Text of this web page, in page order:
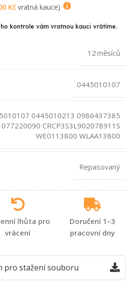
Kčvratná kauce)
kontrole vám vratnou kauci vrátíme.
12 měsíců
0445010107
0445010213 0986437385
CRCP3S3L902078911S
WE0113800 WLAA13800
Repasovaný
lhůta pro
vrácení
Doručení 1–3
pracovní dny
pro stažení souboru